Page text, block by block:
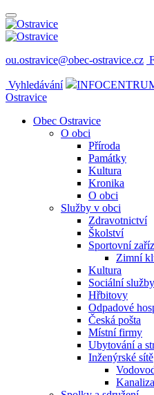
ou.ostravice@obec-ostravice.cz
Vyhledávání
Ostravice
Obec Ostravice
O obci
Příroda
Památky
Kultura
Kronika
O obci
Služby v obci
Zdravotnictví
Školství
Sportovní
Zimní
Kultura
Sociální služby
Hřbitovy
Odpadové
Česká pošta
Místní firmy
Ubytování a
Inženýrské sítě